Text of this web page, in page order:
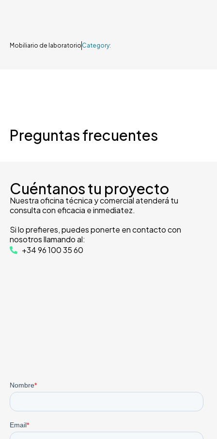
Mobiliario de laboratorio Category:
Preguntas frecuentes
Cuéntanos tu proyecto
Nuestra oficina técnica y comercial atenderá tu
consulta con eficacia e inmediatez.
Si lo prefieres, puedes ponerte en contacto con
nosotros llamando al:
+34 96 100 35 60